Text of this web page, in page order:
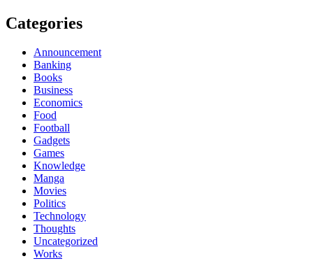
Categories
Announcement
Banking
Books
Business
Economics
Food
Football
Gadgets
Games
Knowledge
Manga
Movies
Politics
Technology
Thoughts
Uncategorized
Works